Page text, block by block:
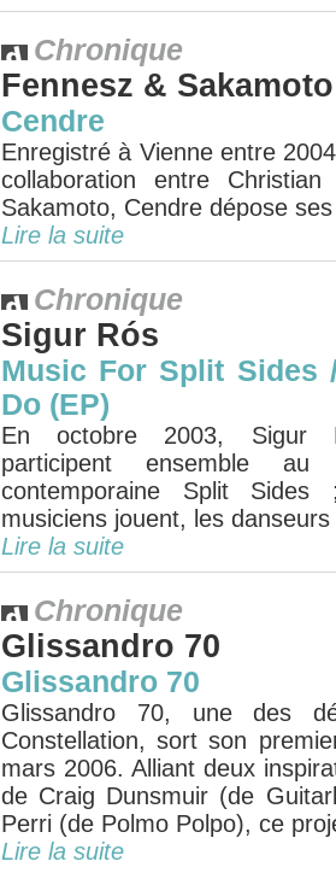
Chronique
Fennesz & Sakamoto
Cendre
Enregistré à Vienne entre
collaboration entre
Sakamoto, Cendre dépose
Lire la suite
Chronique
Sigur Rós
Music For Split Sides
Do (EP)
En octobre 2003, Sigur
participent ensemble
contemporaine Split
musiciens jouent, les
Lire la suite
Chronique
Glissandro 70
Glissandro 70
Glissandro 70, une des
Constellation, sort son
mars 2006. Alliant deux
de Craig Dunsmuir (de
Perri (de Polmo Polpo), ce
Lire la suite